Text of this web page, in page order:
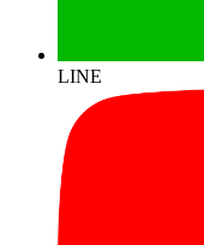
LINE